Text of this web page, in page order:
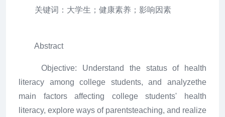
关键词：大学生；健康素养；影响因素
Abstract
Objective: Understand the status of health
literacy among college students, and analyzethe
main factors affecting college students' health
literacy, explore ways of parentsteaching, and realize